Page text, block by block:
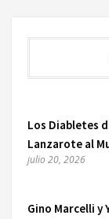
Los Diabletes
Lanzarote al
julio 20, 2026
Gino Marcelli y